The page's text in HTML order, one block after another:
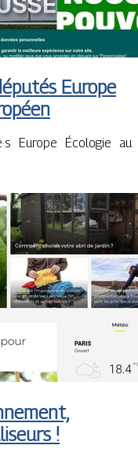
Europe
Europe Écologie au
!